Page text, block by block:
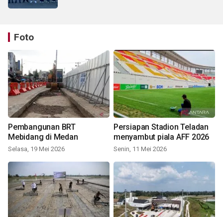
Foto
Pembangunan BRT
Mebidang di Medan
Selasa, 19 Mei 2026
Persiapan Stadion Teladan
menyambut piala AFF 2026
Senin, 11 Mei 2026